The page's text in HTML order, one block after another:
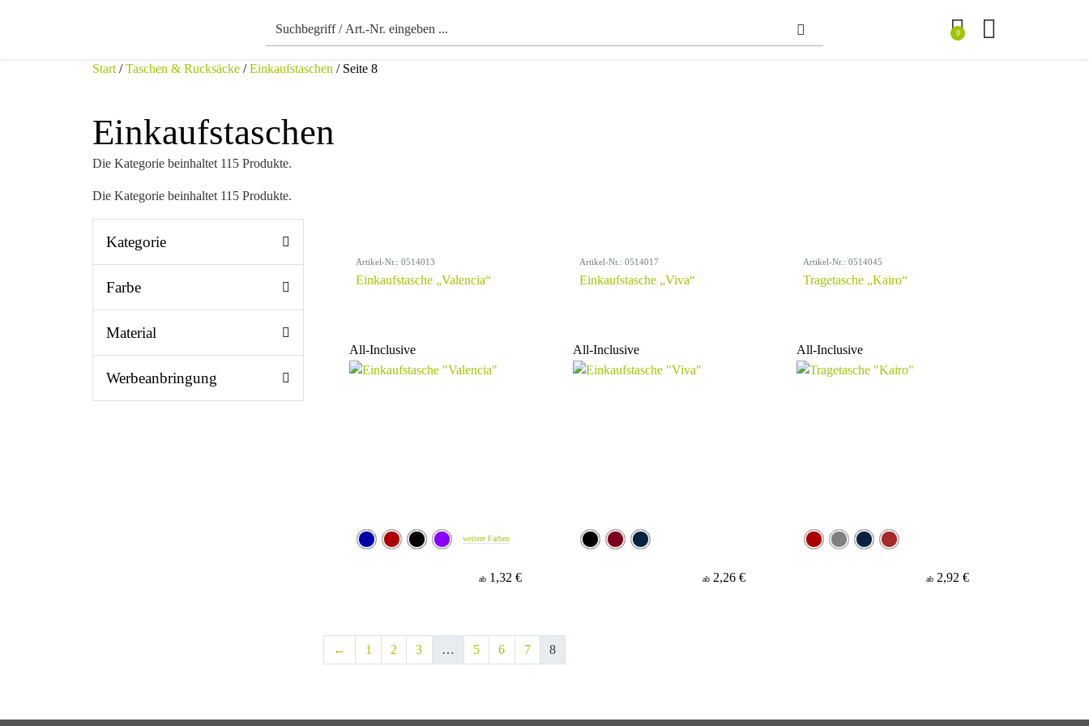
0
Start /Taschen & Rucksäcke /Einkaufstaschen / Seite 8
Einkaufstaschen
Die Kategorie beinhaltet 115 Produkte.
Die Kategorie beinhaltet 115 Produkte.
Kategorie
Farbe
Material
Werbeanbringung
Artikel-Nr.: 0514013
Einkaufstasche „Valencia“
All-Inclusive
weitere Farben
ab 1,32 €
Artikel-Nr.: 0514017
Einkaufstasche „Viva“
All-Inclusive
ab 2,26 €
Artikel-Nr.: 0514045
Tragetasche „Kairo“
All-Inclusive
ab 2,92 €
← 1 2 3 … 5 6 7 8